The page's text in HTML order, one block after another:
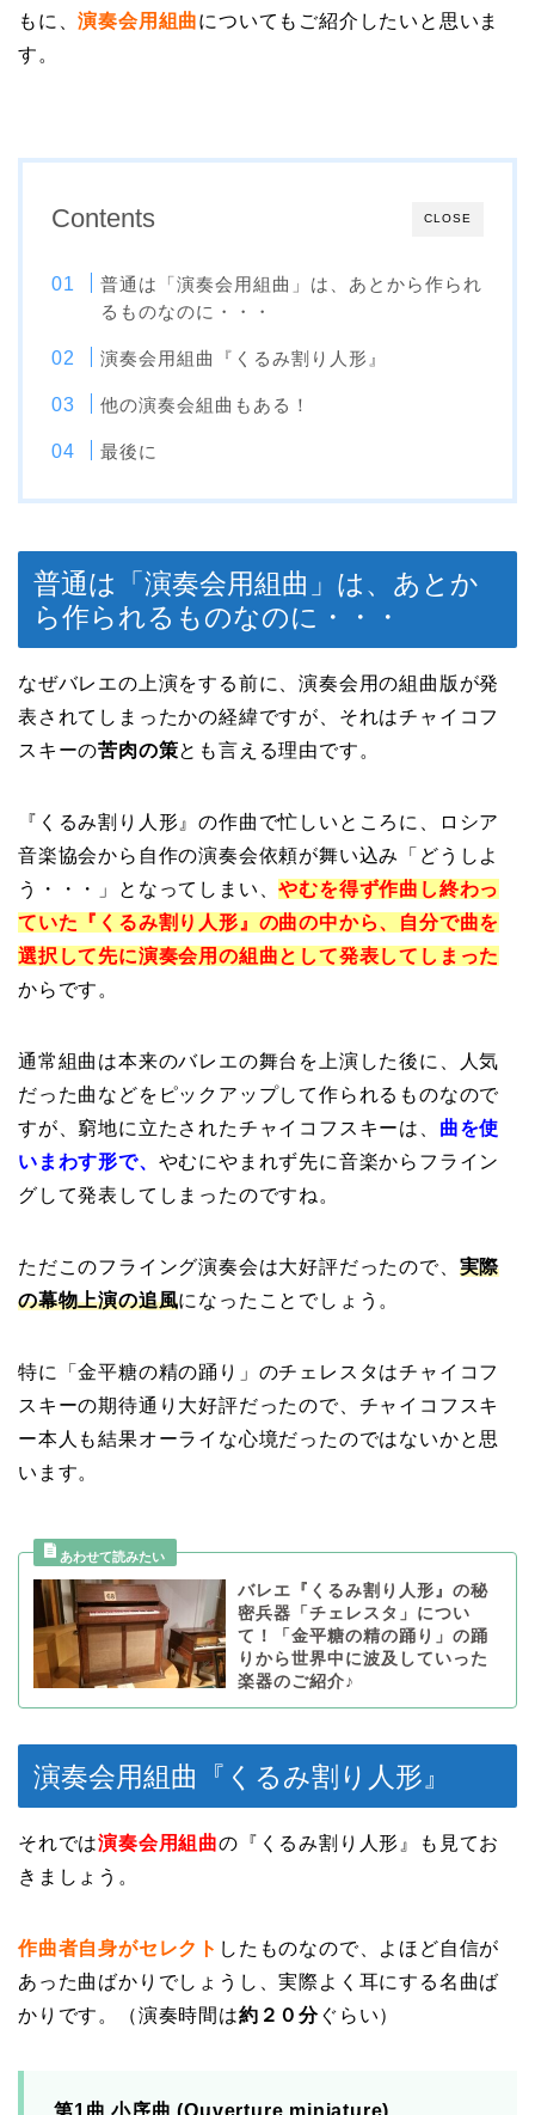
もに、演奏会用組曲についてもご紹介したいと思いま
す。
CLOSE
Contents
普通は「演奏会用組曲」は、あとから作られ
るものなのに・・・
演奏会用組曲『くるみ割り人形』
他の演奏会組曲もある！
最後に
普通は「演奏会用組曲」は、あとか
ら作られるものなのに・・・
なぜバレエの上演をする前に、演奏会用の組曲版が発
表されてしまったかの経緯ですが、それはチャイコフ
スキーの苦肉の策とも言える理由です。
『くるみ割り人形』の作曲で忙しいところに、ロシア
音楽協会から自作の演奏会依頼が舞い込み「どうしよ
う・・・」となってしまい、やむを得ず作曲し終わっ
ていた『くるみ割り人形』の曲の中から、自分で曲を
選択して先に演奏会用の組曲として発表してしまった
からです。
通常組曲は本来のバレエの舞台を上演した後に、人気
だった曲などをピックアップして作られるものなので
すが、窮地に立たされたチャイコフスキーは、 曲を使
いまわす形で、 やむにやまれず先に音楽からフライン
グして発表してしまったのですね。
ただこのフライング演奏会は大好評だったので、 実際
の幕物上演の追風になったことでしょう。
特に「金平糖の精の踊り」のチェレスタはチャイコフ
スキーの期待通り大好評だったので、チャイコフスキ
ー本人も結果オーライな心境だったのではないかと思
います。
バレエ『くるみ割り人形』の秘
密兵器「チェレスタ」につい
て！「金平糖の精の踊り」の踊
りから世界中に波及していった
楽器のご紹介♪
演奏会用組曲『くるみ割り人形』
それでは演奏会用組曲の『くるみ割り人形』も見てお
きましょう。
作曲者自身がセレクト したものなので、よほど自信が
あった曲ばかりでしょうし、実際よく耳にする名曲ば
かりです。（演奏時間は約２０分ぐらい）